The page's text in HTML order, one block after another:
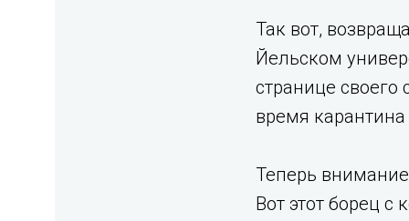
Так вот,
Йельском
странице
время
Теперь
Вот этот борец